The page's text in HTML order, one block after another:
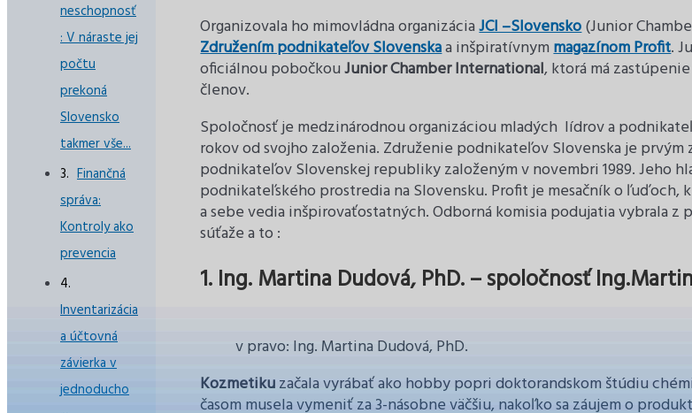
neschopnosť
: V náraste jej
počtu
prekoná
Slovensko
takmer vše...
Finančná
správa:
Kontroly ako
prevencia
Inventarizácia
a účtovná
závierka v
jednoducho
Organizovala ho mimovládna organizáciaJCI –Slovensko(Junior
Združením podnikateľov Slovenskaa inšpiratívnymmagazínom Profit.
oficiálnou pobočkouJunior Chamber International, ktorá má
členov.
Spoločnosť je medzinárodnou organizáciou mladých lídrov a
rokov od svojho založenia. Združenie podnikateľov Slovenska je
podnikateľov Slovenskej republiky založeným v novembri 1989. Jeho
podnikateľského prostredia na Slovensku. Profit je mesačník o
a sebe vedia inšpirovaťostatných. Odborná komisia podujatia vybrala z
súťaže a to :
1. Ing. Martina Dudová, PhD. – spoločnosť
v pravo: Ing. Martina Dudová, PhD.
Kozmetikuzačala vyrábať ako hobby popri doktorandskom štúdiu
časom musela vymeniť za 3-násobne väčšiu, nakoľko sa záujem o